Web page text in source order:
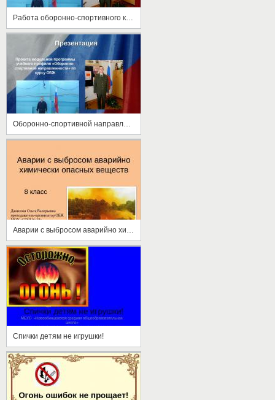
Спички детям не игрушки!